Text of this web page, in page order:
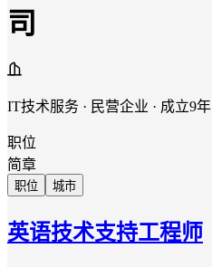
司
IT技术服务 · 民营企业 · 成立9年
职位
简章
职位 城市
英语技术支持工程师